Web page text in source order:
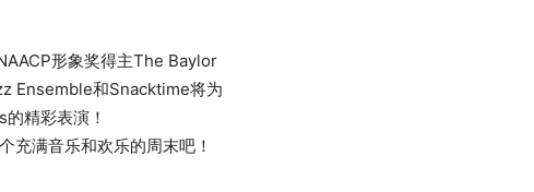
形象奖得主The Baylor
Ensemble和Snacktime将为
精彩表演！
充满音乐和欢乐的周末吧！